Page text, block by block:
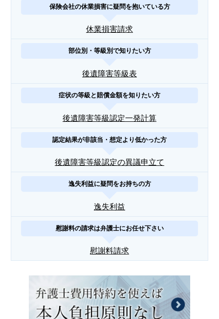
保険会社の休業損害に疑問を抱いている方
休業損害請求
部位別・等級別で知りたい方
後遺障害等級表
症状の等級と賠償金額を知りたい方
後遺障害等級認定一発計算
認定結果が非該当・想定より低かった方
後遺障害等級認定の異議申立て
逸失利益に疑問をお持ちの方
逸失利益
慰謝料の請求は弁護士にお任せ下さい
慰謝料請求